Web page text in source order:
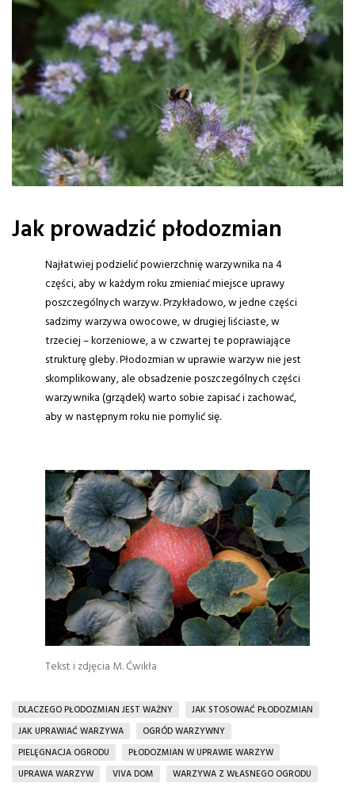
Jak prowadzić płodozmian
Najłatwiej podzielić powierzchnię warzywnika na 4
części, aby w każdym roku zmieniać miejsce uprawy
poszczególnych warzyw. Przykładowo, w jedne części
sadzimy warzywa owocowe, w drugiej liściaste, w
trzeciej – korzeniowe, a w czwartej te poprawiające
strukturę gleby. Płodozmian w uprawie warzyw nie jest
skomplikowany, ale obsadzenie poszczególnych części
warzywnika (grządek) warto sobie zapisać i zachować,
aby w następnym roku nie pomylić się.
Tekst i zdjęcia M. Ćwikła
DLACZEGO PŁODOZMIAN JEST WAŻNY
JAK STOSOWAĆ PŁODOZMIAN
JAK UPRAWIAĆ WARZYWA
OGRÓD WARZYWNY
PIELĘGNACJA OGRODU
PŁODOZMIAN W UPRAWIE WARZYW
UPRAWA WARZYW
VIVA DOM WARZYWA Z WŁASNEGO OGRODU